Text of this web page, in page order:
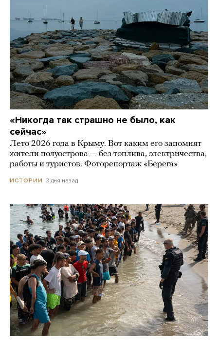
«Никогда так страшно не было, как
сейчас»
Лето 2026 года в Крыму. Вот каким его запомнят
жители полуострова — без топлива, электричества,
работы и туристов. Фоторепортаж «Берега»
ИСТОРИИ 3 дня назад